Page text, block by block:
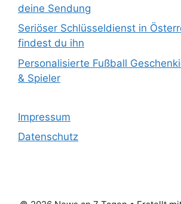
deine Sendung
Seriöser Schlüsseldienst in
findest du ihn
Personalisierte Fußball
& Spieler
Impressum
Datenschutz